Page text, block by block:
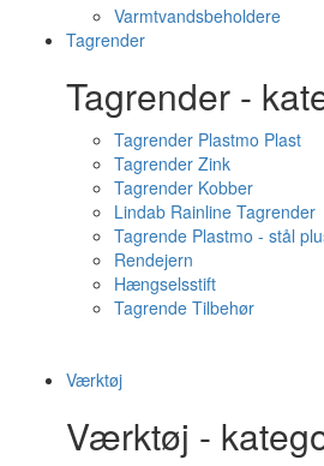
Varmtvandsbeholdere
Tagrender
Tagrender -
Tagrender Plastmo Plast
Tagrender Zink
Tagrender Kobber
Lindab Rainline Tagrender
Tagrende Plastmo - stål
Rendejern
Hængselsstift
Tagrende Tilbehør
Værktøj
Værktøj -